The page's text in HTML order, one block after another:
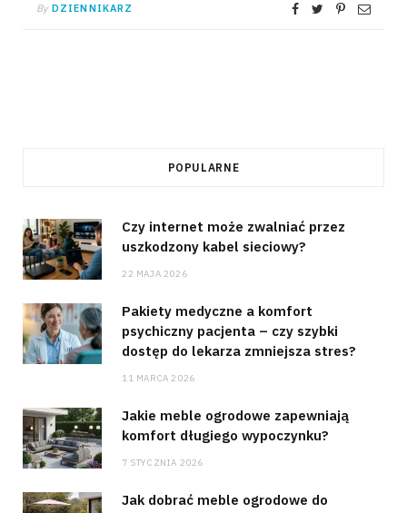
By DZIENNIKARZ
POPULARNE
Czy internet może zwalniać przez
uszkodzony kabel sieciowy?
22 MAJA 2026
Pakiety medyczne a komfort
psychiczny pacjenta – czy szybki
dostęp do lekarza zmniejsza stres?
11 MARCA 2026
Jakie meble ogrodowe zapewniają
komfort długiego wypoczynku?
7 STYCZNIA 2026
Jak dobrać meble ogrodowe do